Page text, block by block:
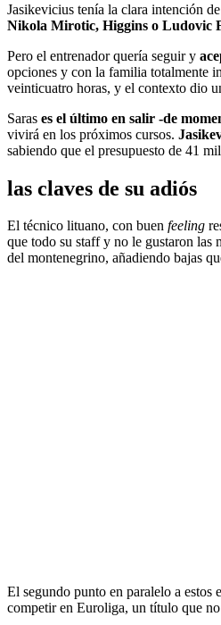
Jasikevicius tenía la clara intención
Nikola Mirotic, Higgins o Ludovic
Pero el entrenador quería seguir y
opciones y con la familia totalmente
veinticuatro horas, y el contexto dio
Saras es el último en salir -de
vivirá en los próximos cursos.
sabiendo que el presupuesto de 41
las claves de su adiós
El técnico lituano, con buen feeling
que todo su staff y no le gustaron las
del montenegrino, añadiendo bajas
El segundo punto en paralelo a estos
competir en Euroliga, un título que no